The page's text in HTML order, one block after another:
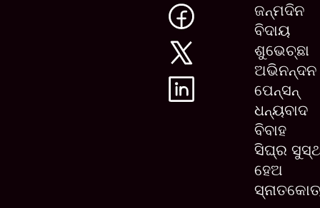
ଜନ୍ମଦିନ
ବିଦାୟ
ଶୁଭେଚ୍ଛା
ଅଭିନନ୍ଦନ
ପେନ୍ସନ୍
ଧନ୍ୟବାଦ
ବିବାହ
ସିଘ୍ର
ହେଅ